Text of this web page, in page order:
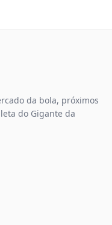
da bola, próximos
do Gigante da